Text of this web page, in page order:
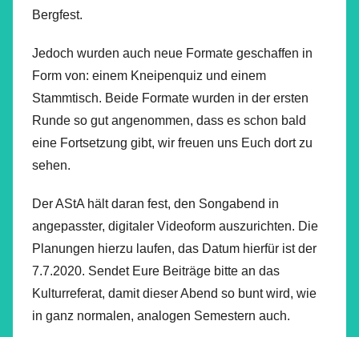
Bergfest.
Jedoch wurden auch neue Formate geschaffen in
Form von: einem Kneipenquiz und einem
Stammtisch. Beide Formate wurden in der ersten
Runde so gut angenommen, dass es schon bald
eine Fortsetzung gibt, wir freuen uns Euch dort zu
sehen.
Der AStA hält daran fest, den Songabend in
angepasster, digitaler Videoform auszurichten. Die
Planungen hierzu laufen, das Datum hierfür ist der
7.7.2020. Sendet Eure Beiträge bitte an das
Kulturreferat, damit dieser Abend so bunt wird, wie
in ganz normalen, analogen Semestern auch.